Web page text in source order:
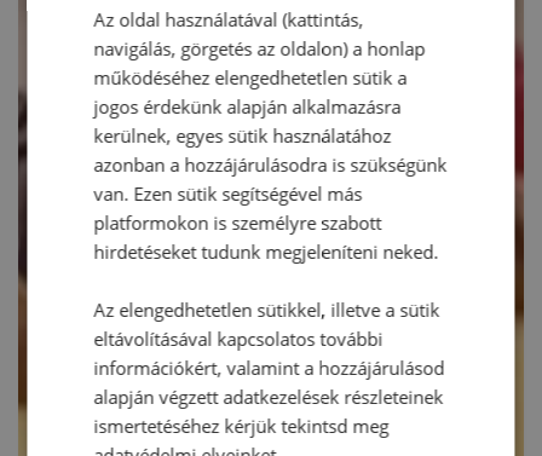
Az oldal használatával (kattintás,
navigálás, görgetés az oldalon) a honlap
működéséhez elengedhetetlen sütik a
jogos érdekünk alapján alkalmazásra
kerülnek, egyes sütik használatához
azonban a hozzájárulásodra is szükségünk
van. Ezen sütik segítségével más
platformokon is személyre szabott
hirdetéseket tudunk megjeleníteni neked.
Az elengedhetetlen sütikkel, illetve a sütik
eltávolításával kapcsolatos további
információkért, valamint a hozzájárulásod
alapján végzett adatkezelések részleteinek
ismertetéséhez kérjük tekintsd meg